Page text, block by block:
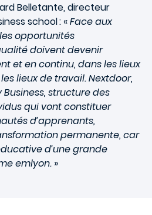
Belletante, directeur
school: «Face aux
opportunités
doivent devenir
et en continu, dans les lieux
lieux de travail. Nextdoor,
structure des
qui vont constituer
d’apprenants,
permanente, car
d’une grande
emlyon. »